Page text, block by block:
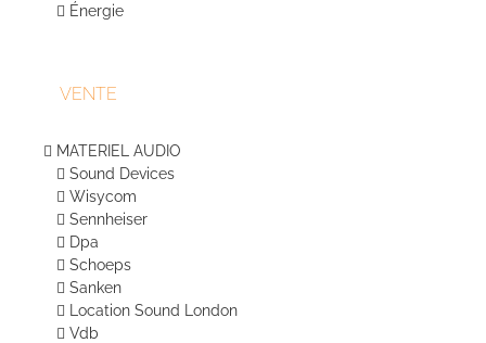
Énergie
VENTE
MATERIEL AUDIO
Sound Devices
Wisycom
Sennheiser
Dpa
Schoeps
Sanken
Location Sound London
Vdb